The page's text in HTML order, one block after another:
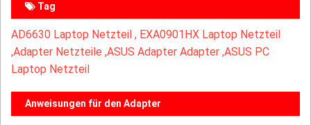
Tag
AD6630 Laptop Netzteil , EXA0901HX Laptop Netzteil
,Adapter Netzteile ,ASUS Adapter Adapter ,ASUS PC
Laptop Netzteil
Anweisungen für den Adapter